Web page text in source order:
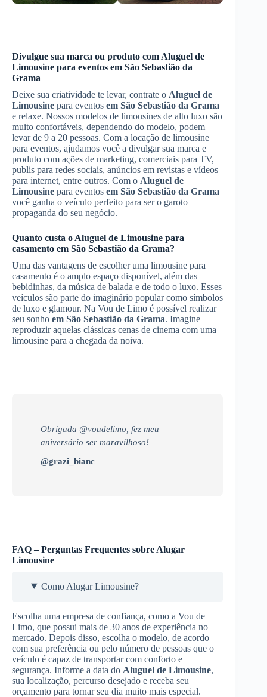
Divulgue sua marca ou produto com Aluguel de
Limousine para eventos em São Sebastião da
Grama
Deixe sua criatividade te levar, contrate o Aluguel de
Limousine para eventos em São Sebastião da Grama
e relaxe. Nossos modelos de limousines de alto luxo são
muito confortáveis, dependendo do modelo, podem
levar de 9 a 20 pessoas. Com a locação de limousine
para eventos, ajudamos você a divulgar sua marca e
produto com ações de marketing, comerciais para TV,
publis para redes sociais, anúncios em revistas e vídeos
para internet, entre outros. Com o Aluguel de
Limousine para eventos em São Sebastião da Grama
você ganha o veículo perfeito para ser o garoto
propaganda do seu negócio.
Quanto custa o Aluguel de Limousine para
casamento em São Sebastião da Grama?
Uma das vantagens de escolher uma limousine para
casamento é o amplo espaço disponível, além das
bebidinhas, da música de balada e de todo o luxo. Esses
veículos são parte do imaginário popular como símbolos
de luxo e glamour. Na Vou de Limo é possível realizar
seu sonho em São Sebastião da Grama. Imagine
reproduzir aquelas clássicas cenas de cinema com uma
limousine para a chegada da noiva.
Obrigada @voudelimo, fez meu
aniversário ser maravilhoso!
@grazi_bianc
FAQ – Perguntas Frequentes sobre Alugar
Limousine
Como Alugar Limousine?
Escolha uma empresa de confiança, como a Vou de
Limo, que possui mais de 30 anos de experiência no
mercado. Depois disso, escolha o modelo, de acordo
com sua preferência ou pelo número de pessoas que o
veículo é capaz de transportar com conforto e
segurança. Informe a data do Aluguel de Limousine,
sua localização, percurso desejado e receba seu
orçamento para tornar seu dia muito mais especial.